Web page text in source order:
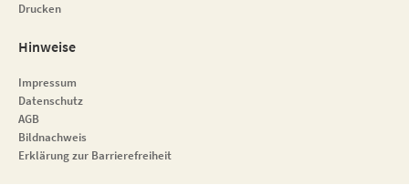
Drucken
Hinweise
Impressum
Datenschutz
AGB
Bildnachweis
Erklärung zur Barrierefreiheit